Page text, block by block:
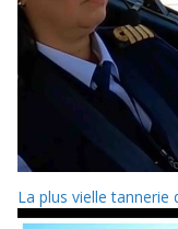
La plus vielle